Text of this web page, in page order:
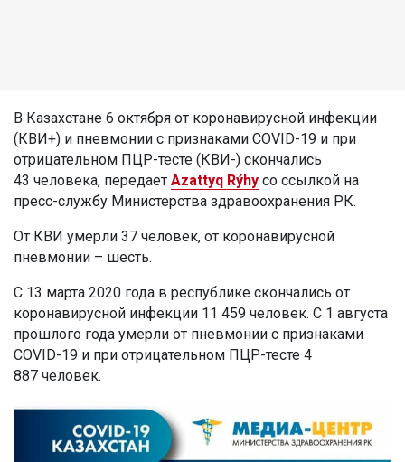
В Казахстане 6 октября от коронавирусной инфекции
(КВИ+) и пневмонии с признаками COVID-19 и при
отрицательном ПЦР-тесте (КВИ-) скончались
43 человека, передает Azattyq Rýhy со ссылкой на
пресс-службу Министерства здравоохранения РК.
От КВИ умерли 37 человек, от коронавирусной
пневмонии – шесть.
С 13 марта 2020 года в республике скончались от
коронавирусной инфекции 11 459 человек. С 1 августа
прошлого года умерли от пневмонии с признаками
COVID-19 и при отрицательном ПЦР-тесте 4
887 человек.